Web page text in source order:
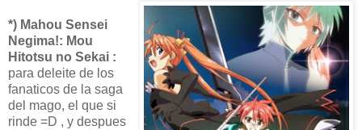
*) Mahou Sensei
Negima!: Mou
Hitotsu no Sekai :
para deleite de los
fanaticos de la saga
del mago, el que si
rinde =D , y despues